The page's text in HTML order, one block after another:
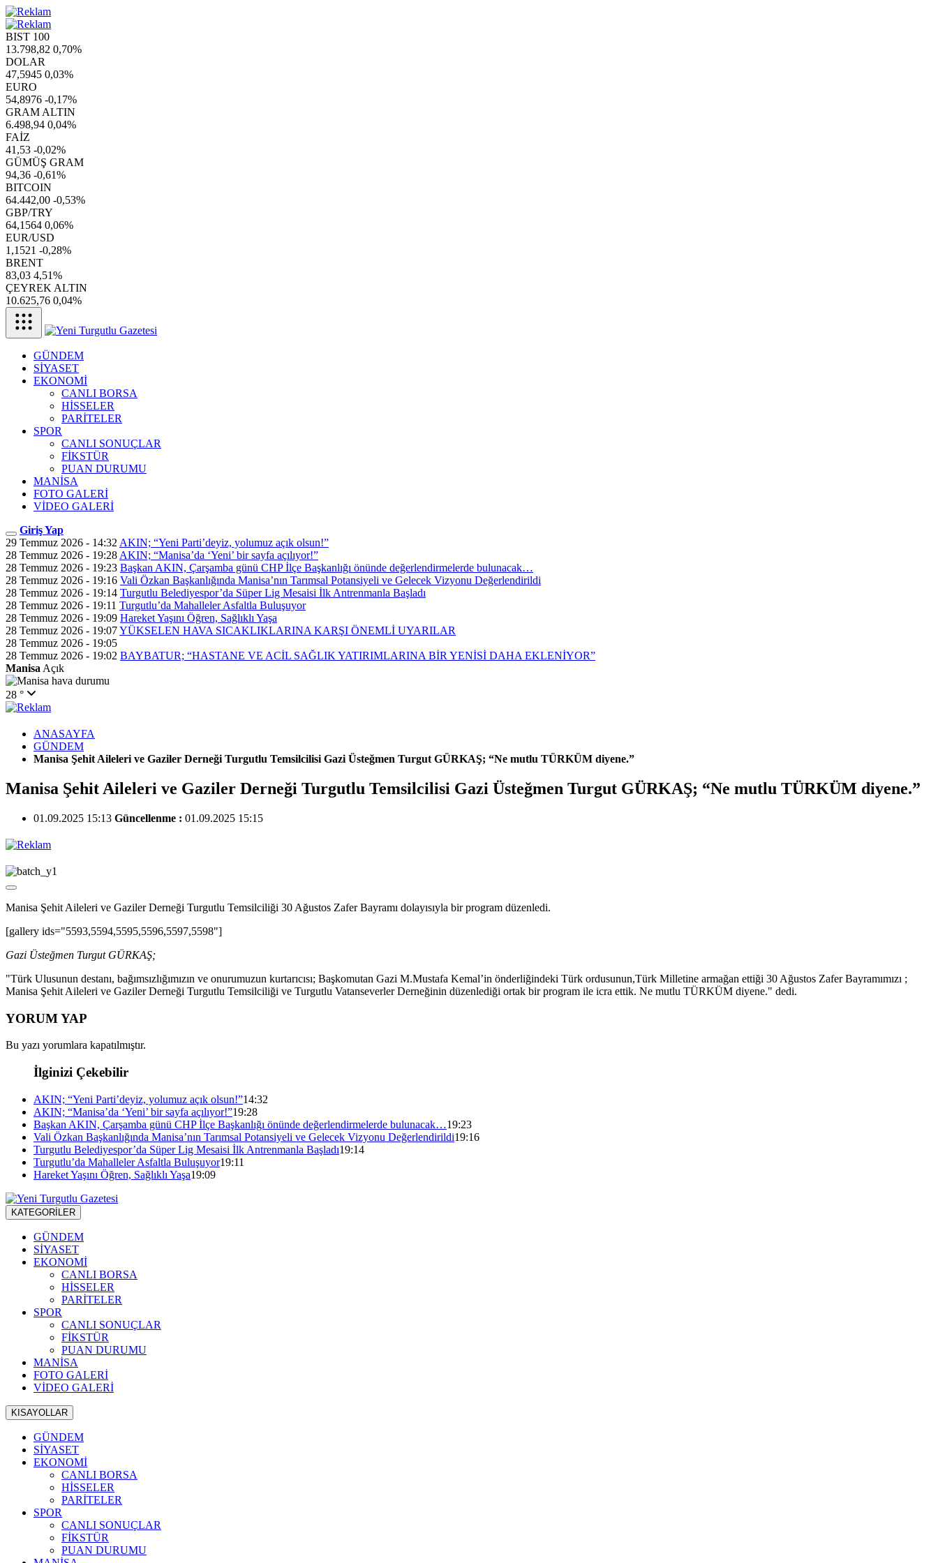
BIST 100
13.798,82 0,70%
DOLAR
47,5945 0,03%
EURO
54,8976 -0,17%
GRAM ALTIN
6.498,94 0,04%
FAİZ
41,53 -0,02%
GÜMÜŞ GRAM
94,36 -0,61%
BITCOIN
64.442,00 -0,53%
GBP/TRY
64,1564 0,06%
EUR/USD
1,1521 -0,28%
BRENT
83,03 4,51%
ÇEYREK ALTIN
10.625,76 0,04%
GÜNDEM
SİYASET
EKONOMİ
CANLI BORSA
HİSSELER
PARİTELER
SPOR
CANLI SONUÇLAR
FİKSTÜR
PUAN DURUMU
MANİSA
FOTO GALERİ
VİDEO GALERİ
Giriş Yap
29 Temmuz 2026 - 14:32 AKIN; “Yeni Parti’deyiz, yolumuz açık olsun!”
28 Temmuz 2026 - 19:28 AKIN; “Manisa’da ‘Yeni’ bir sayfa açılıyor!”
28 Temmuz 2026 - 19:23 Başkan AKIN, Çarşamba günü CHP İlçe Başkanlığı önünde değerlendirmelerde bulunacak…
28 Temmuz 2026 - 19:16 Vali Özkan Başkanlığında Manisa’nın Tarımsal Potansiyeli ve Gelecek Vizyonu Değerlendirildi
28 Temmuz 2026 - 19:14 Turgutlu Belediyespor’da Süper Lig Mesaisi İlk Antrenmanla Başladı
28 Temmuz 2026 - 19:11 Turgutlu’da Mahalleler Asfaltla Buluşuyor
28 Temmuz 2026 - 19:09 Hareket Yaşını Öğren, Sağlıklı Yaşa
28 Temmuz 2026 - 19:07YÜKSELEN HAVA SICAKLIKLARINA KARŞI ÖNEMLİ UYARILAR
28 Temmuz 2026 - 19:05
28 Temmuz 2026 - 19:02 BAYBATUR; “HASTANE VE ACİL SAĞLIK YATIRIMLARINA BİR YENİSİ DAHA EKLENİYOR”
Manisa Açık
28 °
ANASAYFA
GÜNDEM
Manisa Şehit Aileleri ve Gaziler Derneği Turgutlu Temsilcilisi Gazi Üsteğmen Turgut GÜRKAŞ; “Ne mutlu TÜRKÜM diyene.”
Manisa Şehit Aileleri ve Gaziler Derneği Turgutlu Temsilcilisi Gazi Üsteğmen Turgut GÜRKAŞ; “Ne mutlu TÜRKÜM diyene.”
01.09.2025 15:13 Güncellenme : 01.09.2025 15:15
Manisa Şehit Aileleri ve Gaziler Derneği Turgutlu Temsilciliği 30 Ağustos Zafer Bayramı dolayısıyla bir program düzenledi.
[gallery ids="5593,5594,5595,5596,5597,5598"]
Gazi Üsteğmen Turgut GÜRKAŞ;
"Türk Ulusunun destanı, bağımsızlığımızın ve onurumuzun kurtarıcısı; Başkomutan Gazi M.Mustafa Kemal’in önderliğindeki Türk ordusunun,Türk Milletine armağan ettiği 30 Ağustos Zafer Bayramımızı ;
Manisa Şehit Aileleri ve Gaziler Derneği Turgutlu Temsilciliği ve Turgutlu Vatanseverler Derneğinin düzenlediği ortak bir program ile icra ettik. Ne mutlu TÜRKÜM diyene." dedi.
YORUM YAP
Bu yazı yorumlara kapatılmıştır.
İlginizi Çekebilir
AKIN; “Yeni Parti’deyiz, yolumuz açık olsun!”14:32
AKIN; “Manisa’da ‘Yeni’ bir sayfa açılıyor!”19:28
Başkan AKIN, Çarşamba günü CHP İlçe Başkanlığı önünde değerlendirmelerde bulunacak…19:23
Vali Özkan Başkanlığında Manisa’nın Tarımsal Potansiyeli ve Gelecek Vizyonu Değerlendirildi19:16
Turgutlu Belediyespor’da Süper Lig Mesaisi İlk Antrenmanla Başladı19:14
Turgutlu’da Mahalleler Asfaltla Buluşuyor19:11
Hareket Yaşını Öğren, Sağlıklı Yaşa19:09
KATEGORİLER
GÜNDEM
SİYASET
EKONOMİ
CANLI BORSA
HİSSELER
PARİTELER
SPOR
CANLI SONUÇLAR
FİKSTÜR
PUAN DURUMU
MANİSA
FOTO GALERİ
VİDEO GALERİ
KISAYOLLAR
GÜNDEM
SİYASET
EKONOMİ
CANLI BORSA
HİSSELER
PARİTELER
SPOR
CANLI SONUÇLAR
FİKSTÜR
PUAN DURUMU